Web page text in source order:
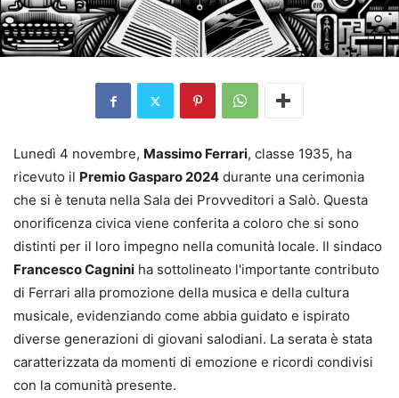
Lunedì 4 novembre, Massimo Ferrari, classe 1935, ha
ricevuto il Premio Gasparo 2024 durante una cerimonia
che si è tenuta nella Sala dei Provveditori a Salò. Questa
onorificenza civica viene conferita a coloro che si sono
distinti per il loro impegno nella comunità locale. Il sindaco
Francesco Cagnini ha sottolineato l'importante contributo
di Ferrari alla promozione della musica e della cultura
musicale, evidenziando come abbia guidato e ispirato
diverse generazioni di giovani salodiani. La serata è stata
caratterizzata da momenti di emozione e ricordi condivisi
con la comunità presente.